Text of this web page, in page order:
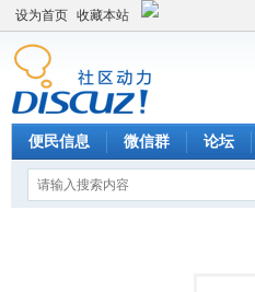
设为首页 收藏本站
便民信息 微信群 论坛